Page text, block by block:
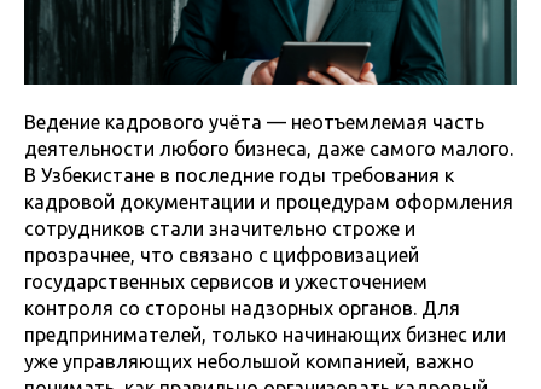
Ведение кадрового учёта — неотъемлемая часть
деятельности любого бизнеса, даже самого малого.
В Узбекистане в последние годы требования к
кадровой документации и процедурам оформления
сотрудников стали значительно строже и
прозрачнее, что связано с цифровизацией
государственных сервисов и ужесточением
контроля со стороны надзорных органов. Для
предпринимателей, только начинающих бизнес или
уже управляющих небольшой компанией, важно